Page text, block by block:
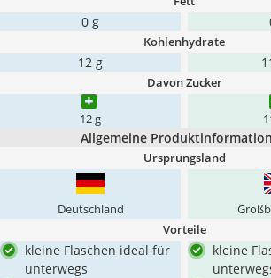
0 g
Kohlenhydrate
12 g
Davon Zucker
12 g
Allgemeine
Ursprungsland
Deutschland
Vorteile
kleine Flaschen ideal für
unterwegs
kleine